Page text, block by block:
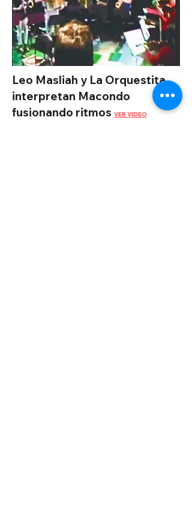
Leo Masliah y La Orquestita
interpretan Macondo
fusionando ritmos VER VIDEO